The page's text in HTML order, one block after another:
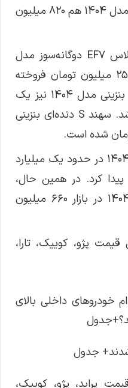
شده است. ساینا S اتوماتیک مدل ۱۴۰۴ هم ۸۲۰ میلیون
در این میان، سمند سورن پلاس EF۷ دوگانه‌سوز مدل
۱۴۰۴ در بازار یک میلیارد و ۲۵ میلیون تومان فروخته
شد. سمند سورن پلاس EF۷ بنزینی مدل ۱۴۰۴ نیز یک
میلیارد و ۶۰ میلیون تومان شد. سهند S دنده‌ای بنزینی
شاهین G اتومات CVT مدل ۱۴۰۴ در حدود یک میلیارد
پیدا کرد. در همین حال،
کوییک دنده‌ای GX L مدل ۱۴۰۴ در بازار ۶۶۰ میلیون
خودروهای داخلی بالای
شدند+ جدول
پراید، پژو، کوییک،